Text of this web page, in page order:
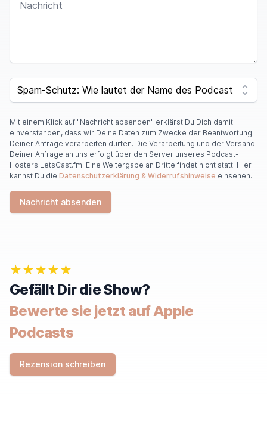
SPAM CAPTCHA
Mit einem Klick auf "Nachricht absenden" erklärst Du Dich damit
einverstanden, dass wir Deine Daten zum Zwecke der Beantwortung
Deiner Anfrage verarbeiten dürfen. Die Verarbeitung und der Versand
Deiner Anfrage an uns erfolgt über den Server unseres Podcast-
Hosters LetsCast.fm. Eine Weitergabe an Dritte findet nicht statt. Hier
kannst Du die Datenschutzerklärung & Widerrufshinweise einsehen.
Nachricht absenden
★★★★★
Gefällt Dir die Show?
Bewerte sie jetzt auf Apple
Podcasts
Rezension schreiben